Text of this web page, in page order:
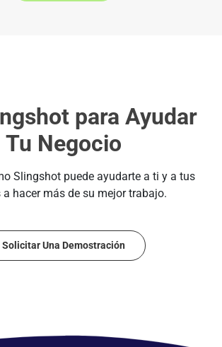
para Ayudar
Tu Negocio
Slingshot puede ayudarte a ti y a tus
a hacer más de su mejor trabajo.
Solicitar Una Demostración